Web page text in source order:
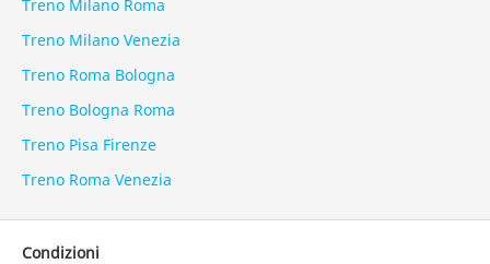
Treno Milano Roma
Treno Milano Venezia
Treno Roma Bologna
Treno Bologna Roma
Treno Pisa Firenze
Treno Roma Venezia
Condizioni